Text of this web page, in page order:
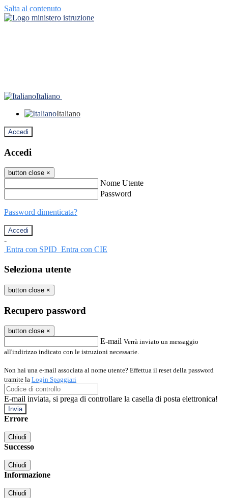
Salta al contenuto
Italiano
Italiano
Accedi
Accedi
button close ×
Nome Utente
Password
Password dimenticata?
-
Entra con SPID Entra con CIE
Seleziona utente
button close ×
Recupero password
button close ×
E-mail Verrà inviato un messaggio
all'indirizzo indicato con le istruzioni necessarie.
Non hai una e-mail associata al nome utente? Effettua il reset della password
tramite la Login Spaggiari
E-mail inviata, si prega di controllare la casella di posta elettronica!
Errore
Chiudi
Successo
Chiudi
Informazione
Chiudi